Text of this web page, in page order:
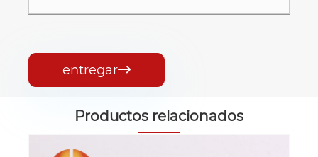
entregar
Productos relacionados